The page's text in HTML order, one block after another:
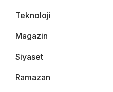
Teknoloji
Magazin
Siyaset
Ramazan